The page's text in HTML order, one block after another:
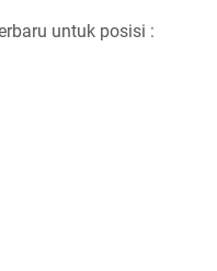
untuk posisi :